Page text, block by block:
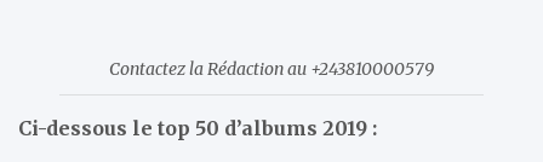
Contactez la Rédaction au +243810000579
Ci-dessous le top 50 d’albums 2019 :